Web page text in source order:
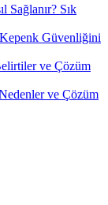
Sağlanır? Sık
Kepenk Güvenliğini
ve Çözüm
ve Çözüm